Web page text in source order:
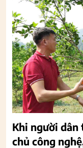
Khi người dân
chủ công